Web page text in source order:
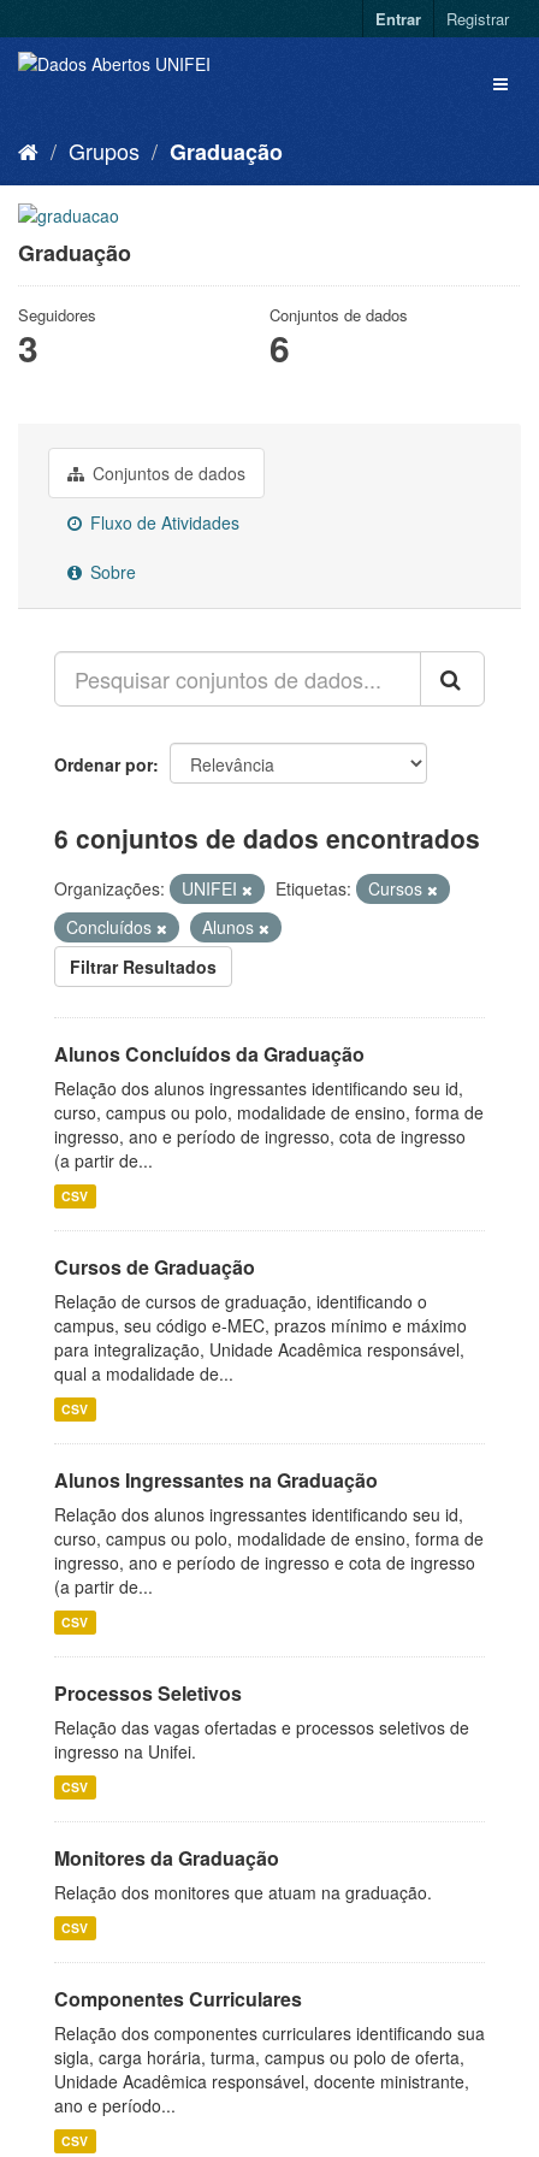
Entrar Registrar
Grupos Graduação
Graduação
Seguidores
3
Conjuntos de dados
6
Conjuntos de dados
Fluxo de Atividades
Sobre
Ordenar por
6 conjuntos de dados encontrados
Organizações: UNIFEI Etiquetas:
Cursos
Concluídos
Alunos
Filtrar Resultados
Alunos Concluídos da Graduação
Relação dos alunos ingressantes identificando seu id,
curso, campus ou polo, modalidade de ensino, forma de
ingresso, ano e período de ingresso, cota de ingresso
(a partir de...
CSV
Cursos de Graduação
Relação de cursos de graduação, identificando o
campus, seu código e-MEC, prazos mínimo e máximo
para integralização, Unidade Acadêmica responsável,
qual a modalidade de...
CSV
Alunos Ingressantes na Graduação
Relação dos alunos ingressantes identificando seu id,
curso, campus ou polo, modalidade de ensino, forma de
ingresso, ano e período de ingresso e cota de ingresso
(a partir de...
CSV
Processos Seletivos
Relação das vagas ofertadas e processos seletivos de
ingresso na Unifei.
CSV
Monitores da Graduação
Relação dos monitores que atuam na graduação.
CSV
Componentes Curriculares
Relação dos componentes curriculares identificando sua
sigla, carga horária, turma, campus ou polo de oferta,
Unidade Acadêmica responsável, docente ministrante,
ano e período...
CSV